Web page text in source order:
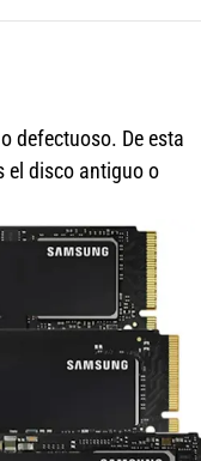
defectuoso. De esta
el disco antiguo o